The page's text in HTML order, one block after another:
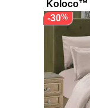
Koloco™
-30